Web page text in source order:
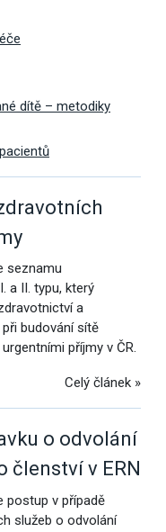
dítě – metodiky
seznamu
a II. typu, který
a
budování sítě
příjmy v ČR.
Celý článek »
o odvolání
členství v ERN
postup v případě
služeb o odvolání